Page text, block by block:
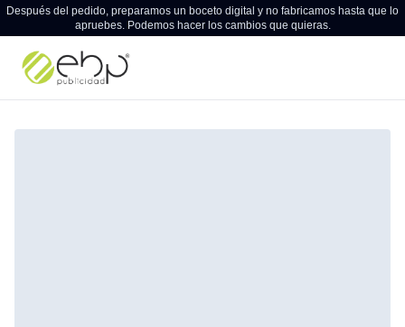
Después del pedido, preparamos un boceto digital y no fabricamos hasta que lo
apruebes. Podemos hacer los cambios que quieras.